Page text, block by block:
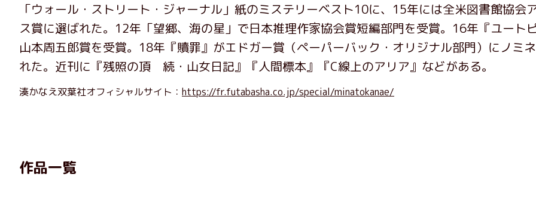
「ウォール・ストリート・ジャーナル」紙のミステリーベスト10に、15年には全米図書館協会
ス賞に選ばれた。12年「望郷、海の星」で日本推理作家協会賞短編部門を受賞。16年『ユート
山本周五郎賞を受賞。18年『贖罪』がエドガー賞（ペーパーバック・オリジナル部門）にノミ
れた。近刊に『残照の頂 続・山女日記』『人間標本』『C線上のアリア』などがある。
湊かなえ双葉社オフィシャルサイト： https://fr.futabasha.co.jp/special/minatokanae/
作品一覧